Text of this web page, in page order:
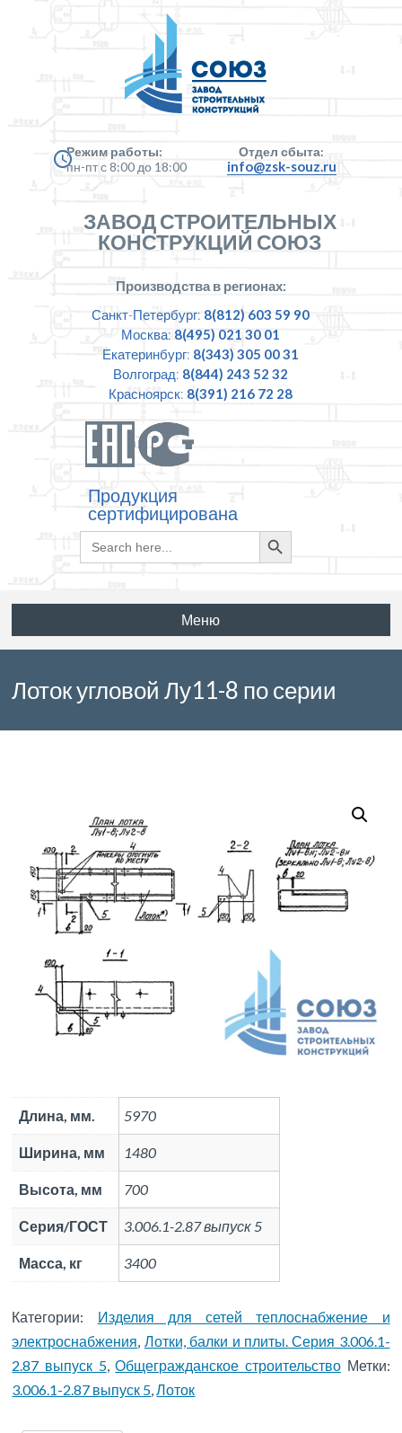
Режим работы:
пн-пт с 8:00 до 18:00
Отдел сбыта:
info@zsk-souz.ru
ЗАВОД СТРОИТЕЛЬНЫХ
КОНСТРУКЦИЙ СОЮЗ
Производства в регионах:
Санкт-Петербург: 8(812) 603 59 90
Москва: 8(495) 021 30 01
Екатеринбург: 8(343) 305 00 31
Волгоград: 8(844) 243 52 32
Красноярск: 8(391) 216 72 28
Продукция
сертифицирована
Search
for:
Search
Button
Меню
Лоток угловой Лу11-8 по серии
Длина, мм. 5970
Ширина, мм 1480
Высота, мм 700
Серия/ГОСТ 3.006.1-2.87 выпуск 5
Масса, кг 3400
Категории: Изделия для сетей теплоснабжение и
электроснабжения, Лотки, балки и плиты. Серия 3.006.1-
2.87 выпуск 5,Общегражданское строительство Метки:
3.006.1-2.87 выпуск 5,Лоток